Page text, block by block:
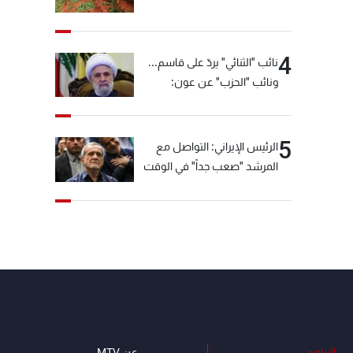
4نائب "الثنائي" يردّ على قاسم...
ونائب "الحزب" عن عون:
5الرئيس الإيراني: التواصل مع
المرشد "صعب جداً" في الوقت